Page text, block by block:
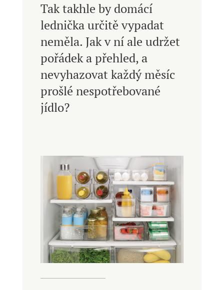
Tak takhle by domácí
lednička určitě vypadat
neměla. Jak v ní ale udržet
pořádek a přehled, a
nevyhazovat každý měsíc
prošlé nespotřebované
jídlo?